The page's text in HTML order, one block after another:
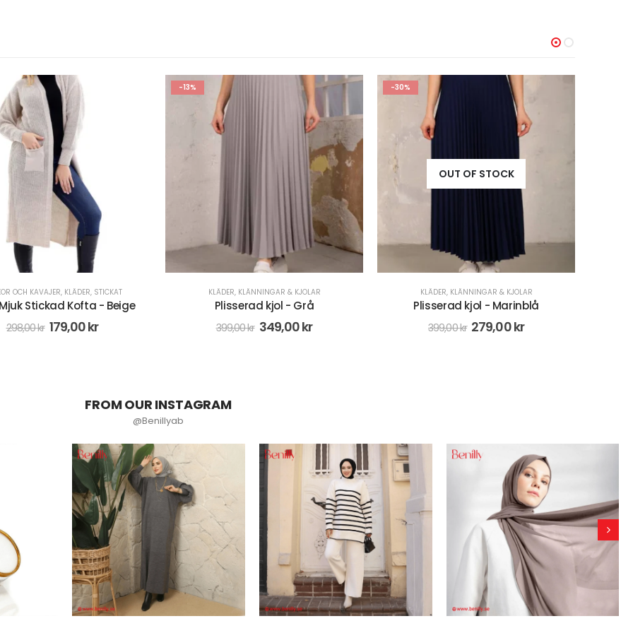
,KLÄNNINGAR & KJOLAR
Plisserad kjol - Grå
399,00kr 349,00kr
-30%
KLÄDER, KLÄNNINGAR & KJOLAR
Plisserad kjol - Marinblå
399,00kr 279,00kr
KLÄDER,STICKAT
Ribbstickad Tröja - Beige
258,00kr
FROM OUR INSTAGRAM
@Benillyab